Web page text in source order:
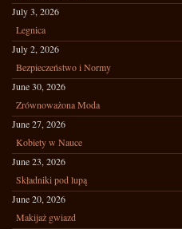
July 3, 2026
Legnica
July 2, 2026
Bezpieczeństwo i Normy
June 30, 2026
Zrównoważona Moda
June 27, 2026
Kobiety w Nauce
June 23, 2026
Składniki pod lupą
June 20, 2026
Makijaż gwiazd